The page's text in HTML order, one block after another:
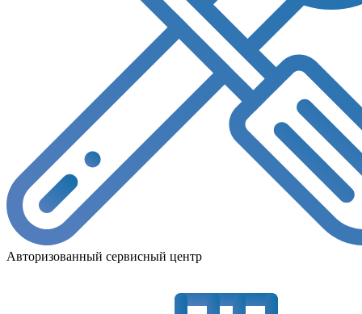
Авторизованный сервисный центр